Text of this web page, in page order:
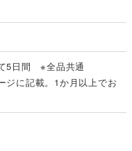
5日間 ※全品共通
ジに記載。1か月以上でお